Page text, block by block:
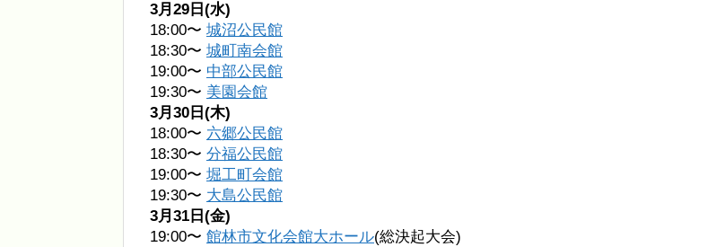
3月29日(水)
18:00〜 城沼公民館
18:30〜 城町南会館
19:00〜 中部公民館
19:30〜 美園会館
3月30日(木)
18:00〜 六郷公民館
18:30〜 分福公民館
19:00〜 堀工町会館
19:30〜 大島公民館
3月31日(金)
19:00〜 館林市文化会館大ホール(総決起大会)